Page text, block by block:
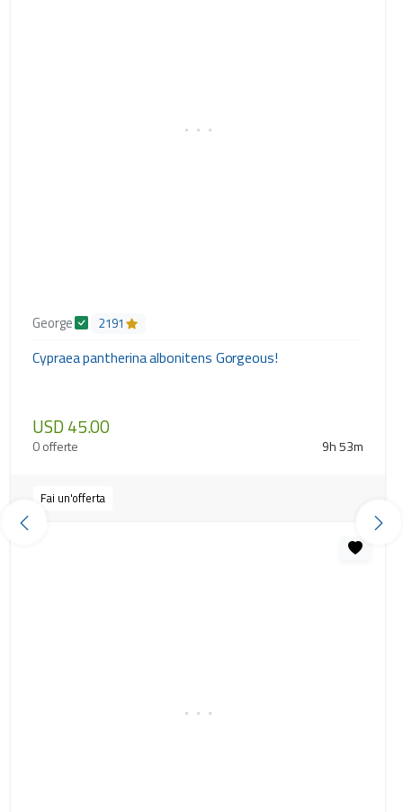
George 2191
Cypraea pantherina albonitens Gorgeous!
USD 45.00
0 offerte 9h 53m
Fai un'offerta
Precedente